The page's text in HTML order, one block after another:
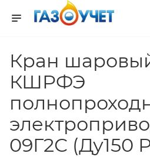
Кран шаровый
КШРФЭ
09Г2С (Ду150